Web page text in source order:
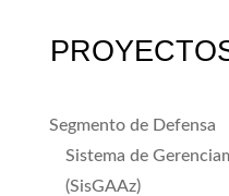
Segmento de Defensa
Sistema de
(SisGAAz)